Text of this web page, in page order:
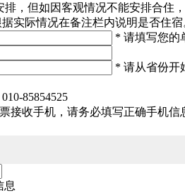
，但如因客观情况不能安排合住
实际情况在备注栏内说明是否住宿
*请填写您的
*请从省份开
85854525
接收手机，请务必填写正确手机信
息